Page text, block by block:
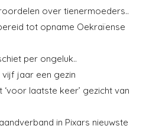
over tienermoeders..
tot opname Oekraïense
per ongeluk..
vijf jaar een gezin
laatste keer’ gezicht van
in Pixars nieuwste